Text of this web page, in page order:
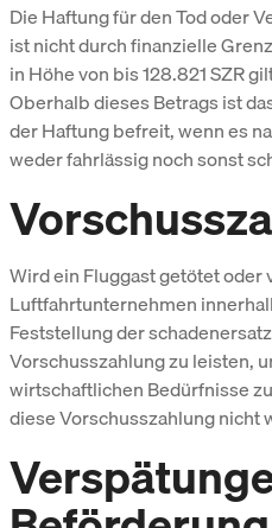
Die Haftung für den Tod oder
ist nicht durch finanzielle
in Höhe von bis 128.821 SZR
Oberhalb dieses Betrags ist
der Haftung befreit, wenn es
weder fahrlässig noch sonst
Wird ein Fluggast getötet oder
Luftfahrtunternehmen
Feststellung der
Vorschusszahlung zu leisten,
wirtschaftlichen Bedürfnisse
diese Vorschusszahlung nicht